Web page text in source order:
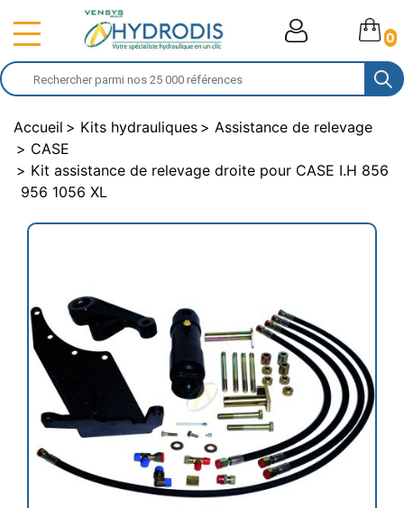
0
Accueil Kits hydrauliques
Assistance de relevage
CASE
Kit assistance de relevage droite pour CASE I.H 856
956 1056 XL